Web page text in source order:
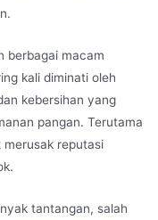
berbagai macam
kali diminati oleh
kebersihan yang
pangan. Terutama
reputasi
tantangan, salah